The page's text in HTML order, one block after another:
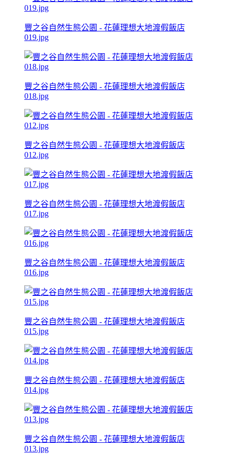
豐之谷自然生態公園 - 花蓮理想大地渡假飯店
019.jpg
豐之谷自然生態公園 - 花蓮理想大地渡假飯店
018.jpg
豐之谷自然生態公園 - 花蓮理想大地渡假飯店
012.jpg
豐之谷自然生態公園 - 花蓮理想大地渡假飯店
017.jpg
豐之谷自然生態公園 - 花蓮理想大地渡假飯店
016.jpg
豐之谷自然生態公園 - 花蓮理想大地渡假飯店
015.jpg
豐之谷自然生態公園 - 花蓮理想大地渡假飯店
014.jpg
豐之谷自然生態公園 - 花蓮理想大地渡假飯店
013.jpg